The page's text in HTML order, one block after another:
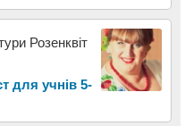
Розенквіт
для учнів 5-